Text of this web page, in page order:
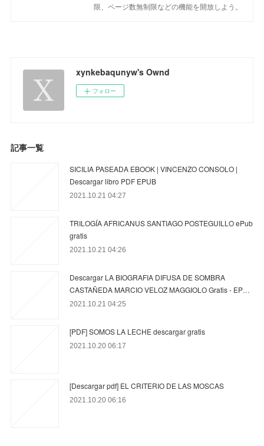
限、ページ数無制限などの機能を開放しよう。
xynkebaqunyw's Ownd
フォロー
記事一覧
SICILIA PASEADA EBOOK | VINCENZO CONSOLO |
Descargar libro PDF EPUB
2021.10.21 04:27
TRILOGÍA AFRICANUS SANTIAGO POSTEGUILLO ePub
gratis
2021.10.21 04:26
Descargar LA BIOGRAFIA DIFUSA DE SOMBRA
CASTAÑEDA MARCIO VELOZ MAGGIOLO Gratis - EP…
2021.10.21 04:25
[PDF] SOMOS LA LECHE descargar gratis
2021.10.20 06:17
[Descargar pdf] EL CRITERIO DE LAS MOSCAS
2021.10.20 06:16